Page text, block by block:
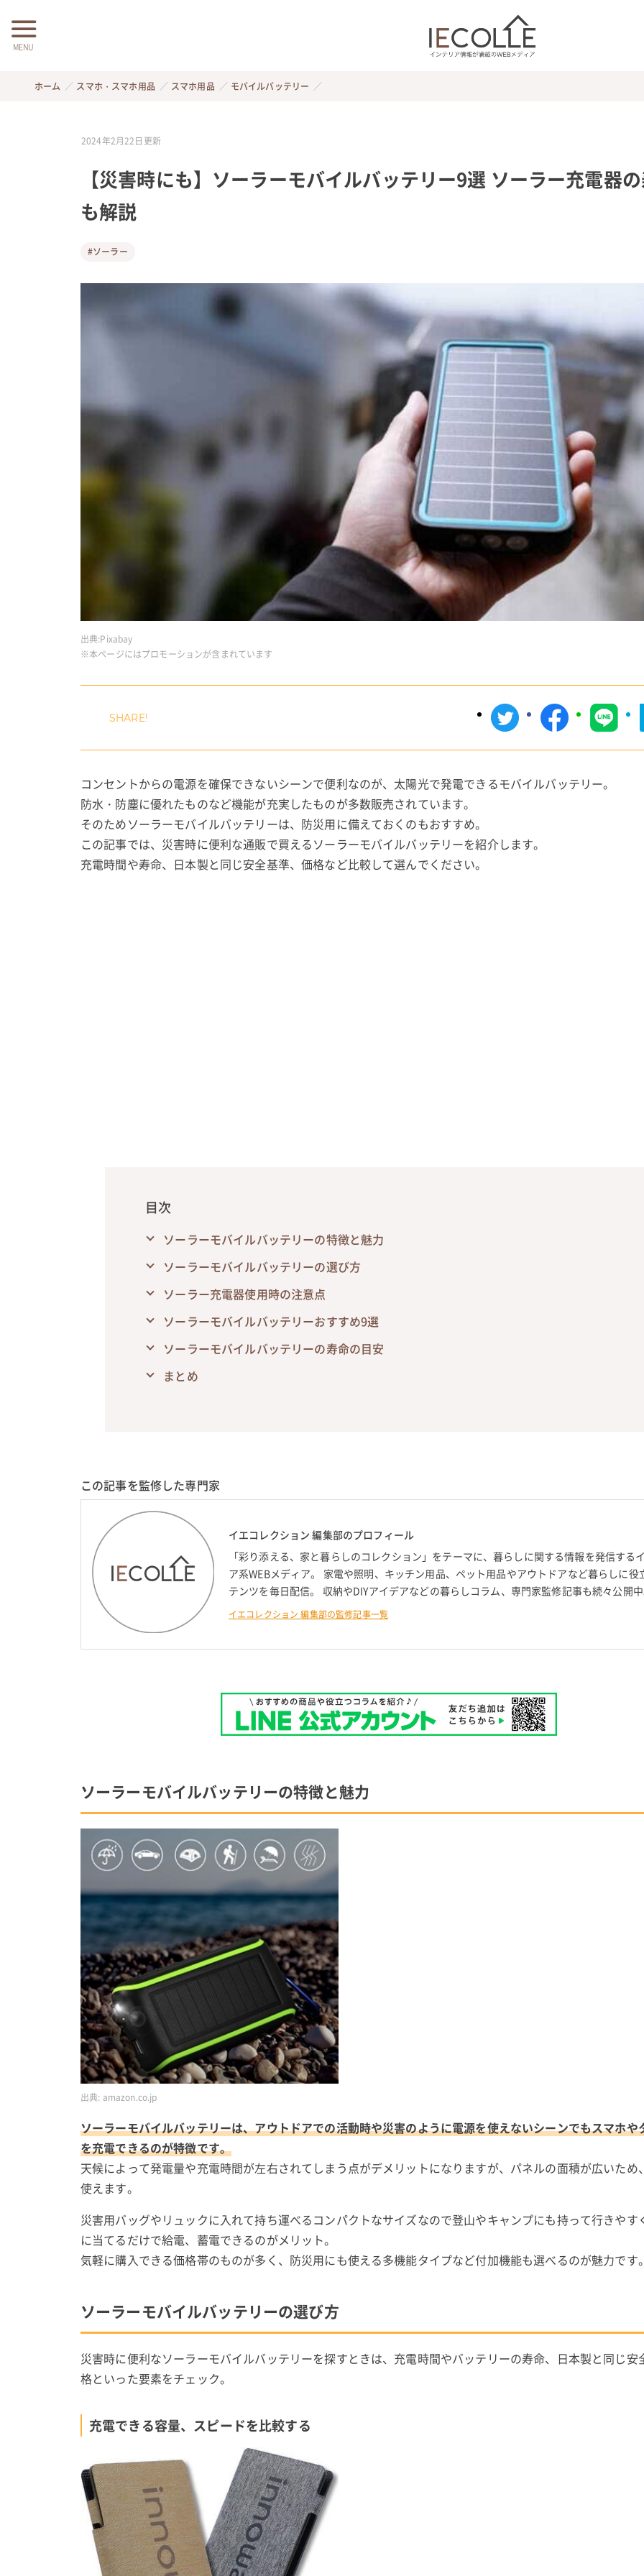
MENU
ホーム スマホ・スマホ用品 スマホ用品 モバイルバッテリー
2024年2月22日 更新
【災害時にも】ソーラーモバイルバッテリー9選 ソーラー充電器
も解説
#ソーラー
出典:Pixabay
※本ページにはプロモーションが含まれています
コンセントからの電源を確保できないシーンで便利なのが、太陽光で発電できるモバイルバッテリー。
防水・防塵に優れたものなど機能が充実したものが多数販売されています。
そのためソーラーモバイルバッテリーは、防災用に備えておくのもおすすめ。
この記事では、災害時に便利な通販で買えるソーラーモバイルバッテリーを紹介します。
充電時間や寿命、日本製と同じ安全基準、価格など比較して選んでください。
目次
ソーラーモバイルバッテリーの特徴と魅力
ソーラーモバイルバッテリーの選び方
ソーラー充電器使用時の注意点
ソーラーモバイルバッテリーおすすめ9選
ソーラーモバイルバッテリーの寿命の目安
まとめ
この記事を監修した専門家
イエコレクション 編集部のプロフィール
「彩り添える、家と暮らしのコレクション」をテーマに、暮らしに関する情報を発信する
ア系WEBメディア。 家電や照明、キッチン用品、ペット用品やアウトドアなど暮らしに役
テンツを毎日配信。 収納やDIYアイデアなどの暮らしコラム、専門家監修記事も続々公開中
イエコレクション 編集部の監修記事一覧
ソーラーモバイルバッテリーの特徴と魅力
出典: amazon.co.jp
ソーラーモバイルバッテリーは、アウトドアでの活動時や災害のように電源を使えないシーンでもスマホや
を充電できるのが特徴です。
天候によって発電量や充電時間が左右されてしまう点がデメリットになりますが、パネルの面積が広いため
使えます。
災害用バッグやリュックに入れて持ち運べるコンパクトなサイズなので登山やキャンプにも持って行きやす
に当てるだけで給電、蓄電できるのがメリット。
気軽に購入できる価格帯のものが多く、防災用にも使える多機能タイプなど付加機能も選べるのが魅力です。
ソーラーモバイルバッテリーの選び方
災害時に便利なソーラーモバイルバッテリーを探すときは、充電時間やバッテリーの寿命、日本製と同じ安
格といった要素をチェック。
充電できる容量、スピードを比較する